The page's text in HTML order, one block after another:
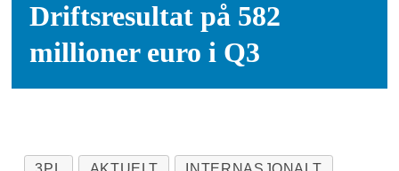
Driftsresultat på 582
millioner euro i Q3